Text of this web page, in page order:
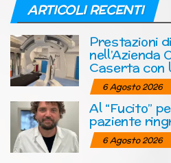
ARTICOLI RECENTI
Prestazioni
nell’Azienda
Caserta con
6 Agosto 2026
Al “Fucito”
paziente
6 Agosto 2026